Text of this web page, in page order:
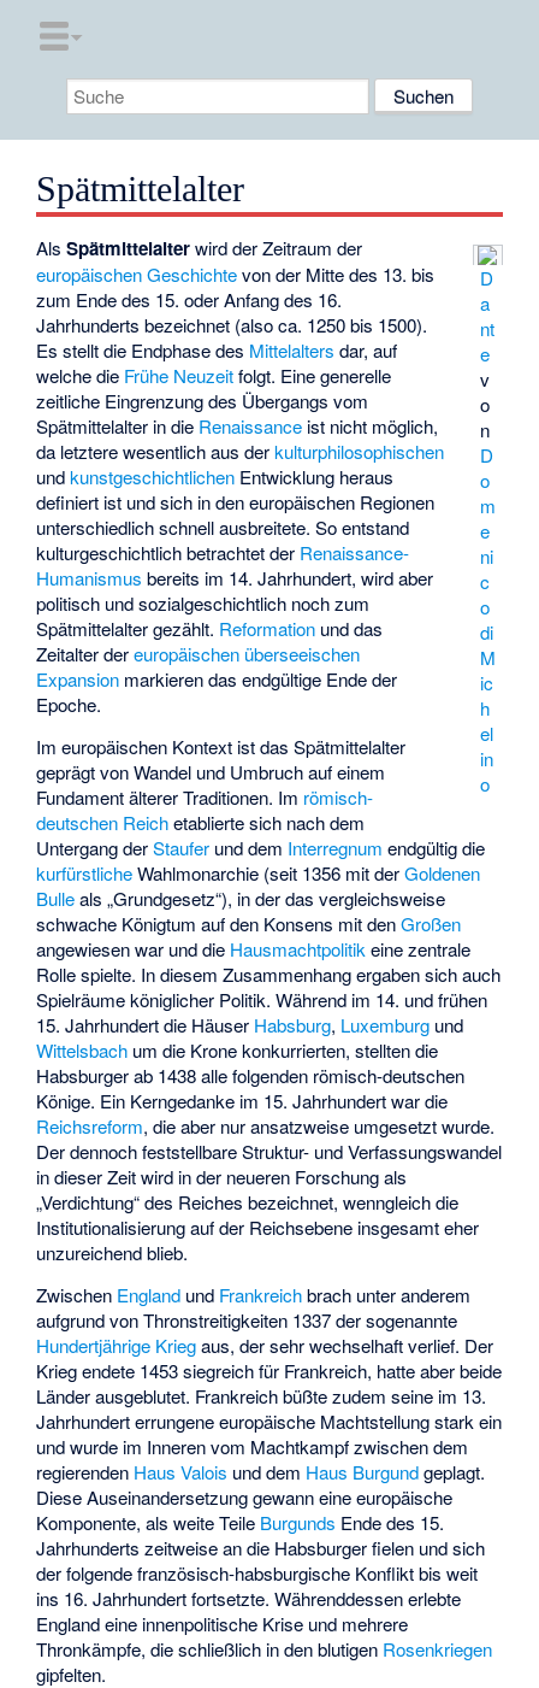
Spätmittelalter
D
a
nt
e
v
o
n
D
o
m
e
ni
c
o
di
M
ic
h
el
in
o
AlsSpätmittelalterwird der Zeitraum der
europäischen Geschichtevon der Mitte des 13. bis
zum Ende des 15. oder Anfang des 16.
Jahrhunderts bezeichnet (also ca. 1250 bis 1500).
Es stellt die Endphase des Mittelalters dar, auf
welche die Frühe Neuzeitfolgt. Eine generelle
zeitliche Eingrenzung des Übergangs vom
Spätmittelalter in die Renaissance ist nicht möglich,
da letztere wesentlich aus derkulturphilosophischen
undkunstgeschichtlichen Entwicklung heraus
definiert ist und sich in den europäischen Regionen
unterschiedlich schnell ausbreitete. So entstand
kulturgeschichtlich betrachtet der Renaissance-
Humanismus bereits im 14. Jahrhundert, wird aber
politisch und sozialgeschichtlich noch zum
Spätmittelalter gezählt. Reformation und das
Zeitalter dereuropäischen überseeischen
Expansion markieren das endgültige Ende der
Epoche.
Im europäischen Kontext ist das Spätmittelalter
geprägt von Wandel und Umbruch auf einem
Fundament älterer Traditionen. Im römisch-
deutschen Reichetablierte sich nach dem
Untergang derStaufer und dem Interregnum endgültig die
kurfürstlicheWahlmonarchie (seit 1356 mit derGoldenen
Bulleals „Grundgesetz“), in der das vergleichsweise
schwache Königtum auf den Konsens mit denGroßen
angewiesen war und die Hausmachtpolitik eine zentrale
Rolle spielte. In diesem Zusammenhang ergaben sich auch
Spielräume königlicher Politik. Während im 14. und frühen
15. Jahrhundert die Häuser Habsburg, Luxemburg und
Wittelsbach um die Krone konkurrierten, stellten die
Habsburger ab 1438 alle folgenden römisch-deutschen
Könige. Ein Kerngedanke im 15. Jahrhundert war die
Reichsreform, die aber nur ansatzweise umgesetzt wurde.
Der dennoch feststellbare Struktur- und Verfassungswandel
in dieser Zeit wird in der neueren Forschung als
„Verdichtung“ des Reiches bezeichnet, wenngleich die
Institutionalisierung auf der Reichsebene insgesamt eher
unzureichend blieb.
Zwischen England und Frankreichbrach unter anderem
aufgrund von Thronstreitigkeiten 1337 der sogenannte
Hundertjährige Kriegaus, der sehr wechselhaft verlief. Der
Krieg endete 1453 siegreich für Frankreich, hatte aber beide
Länder ausgeblutet. Frankreich büßte zudem seine im 13.
Jahrhundert errungene europäische Machtstellung stark ein
und wurde im Inneren vom Machtkampf zwischen dem
regierenden Haus Valois und dem Haus Burgundgeplagt.
Diese Auseinandersetzung gewann eine europäische
Komponente, als weite Teile Burgunds Ende des 15.
Jahrhunderts zeitweise an die Habsburger fielen und sich
der folgende französisch-habsburgische Konflikt bis weit
ins 16. Jahrhundert fortsetzte. Währenddessen erlebte
England eine innenpolitische Krise und mehrere
Thronkämpfe, die schließlich in den blutigen Rosenkriegen
gipfelten.